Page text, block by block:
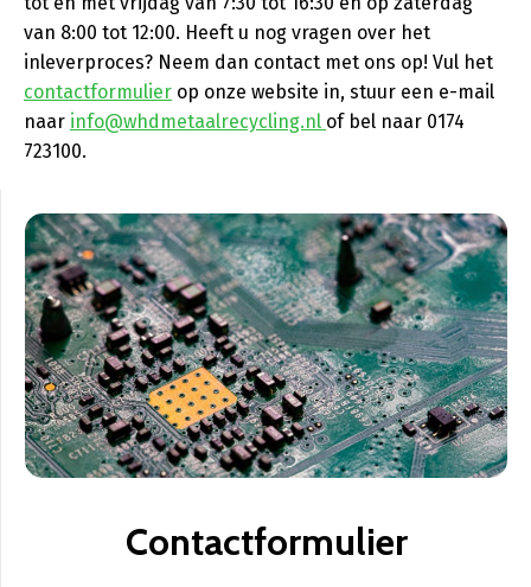
van 8:00 tot 12:00. Heeft u nog vragen over het
inleverproces? Neem dan contact met ons op! Vul het
contactformulier op onze website in, stuur een e-mail
naar info@whdmetaalrecycling.nl of bel naar 0174
723100.
Contactformulier